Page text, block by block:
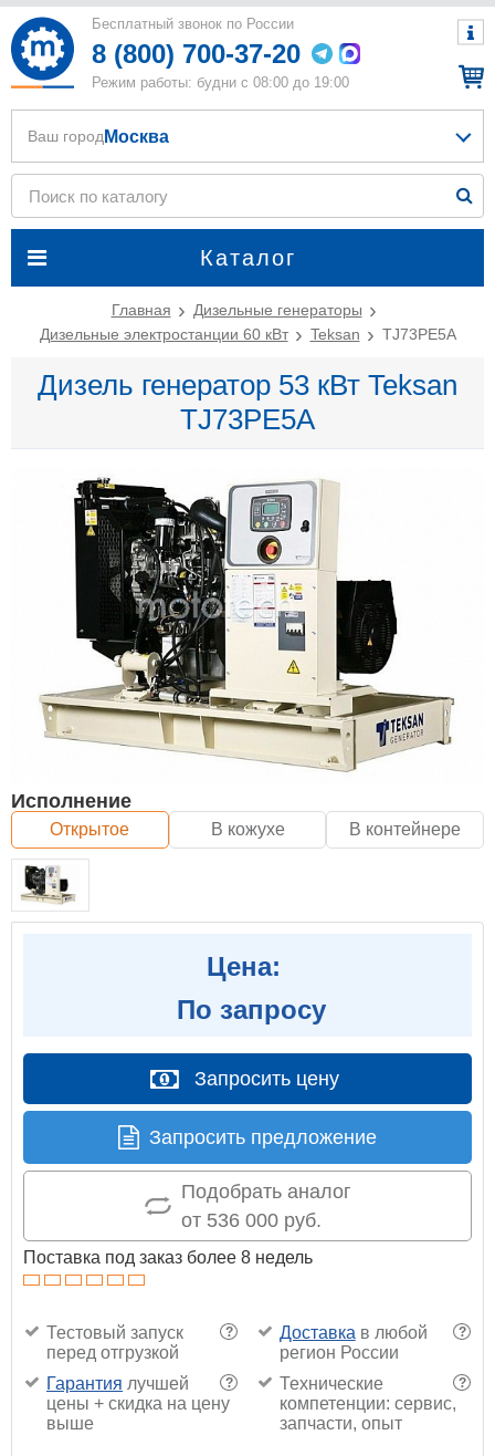
Бесплатный звонок по России
8 (800) 700-37-20
Режим работы: будни с 08:00 до 19:00
Каталог
Ваш город Москва
Главная
Дизельные генераторы
Дизельные электростанции 60 кВт
Teksan TJ73PE5A
Дизель генератор 53 кВт Teksan
TJ73PE5A
Исполнение
Открытое В кожухе В контейнере
Цена:
По запросу
Запросить цену
Запросить предложение
Подобрать аналог
от 536 000 руб.
Поставка под заказ более 8 недель
?
Тестовый запуск
перед отгрузкой
?
Доставка в любой
регион России
?
Гарантия лучшей
цены + скидка на цену
выше
?
Технические
компетенции: сервис,
запчасти, опыт